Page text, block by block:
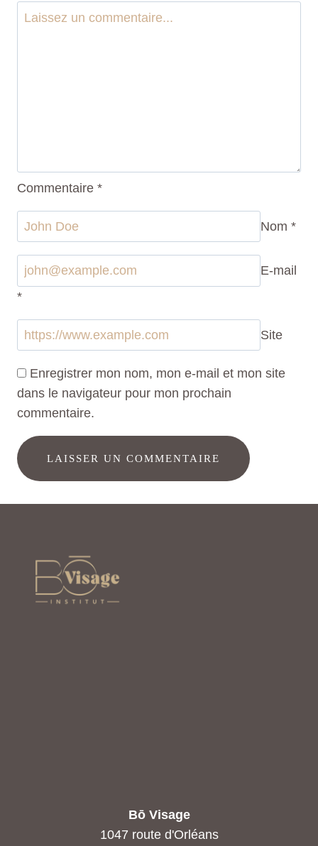
Commentaire *
Nom *
E-mail
*
Site
Enregistrer mon nom, mon e-mail et mon site
dans le navigateur pour mon prochain
commentaire.
Bō Visage
1047 route d'Orléans